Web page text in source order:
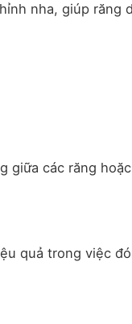
nha, giúp răng
giữa các răng
quả trong việc